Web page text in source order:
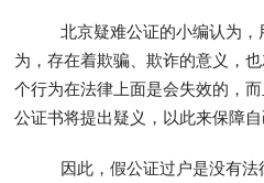
北京疑难公证的小编认为，
为，存在着欺骗、欺诈的意义，
个行为在法律上面是会失效的，
公证书将提出疑义，以此来保障自
因此，假公证过户是没有法